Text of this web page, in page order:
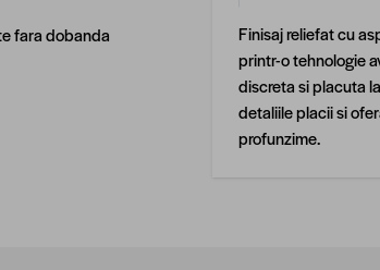
fara dobanda
Finisaj reliefat cu
printr-o tehnologie
discreta si placuta
detaliile placii si
profunzime.